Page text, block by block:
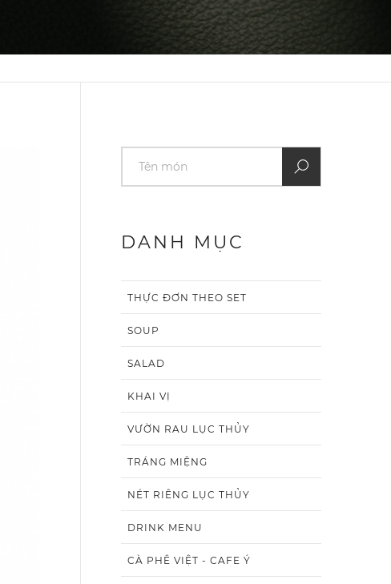
DANH MỤC
THỰC ĐƠN THEO SET
SOUP
SALAD
KHAI VỊ
VƯỜN RAU LỤC THỦY
TRÁNG MIỆNG
NÉT RIÊNG LỤC THỦY
DRINK MENU
CÀ PHÊ VIỆT - CAFE Ý